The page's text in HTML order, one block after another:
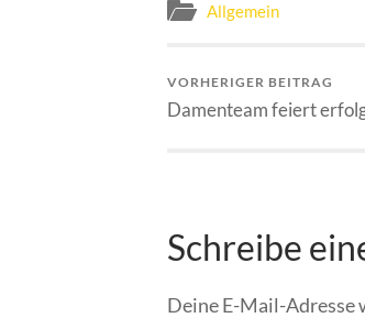
Allgemein
VORHERIGER BEITRAG
Damenteam feiert
Schreibe
Deine E-Mail-